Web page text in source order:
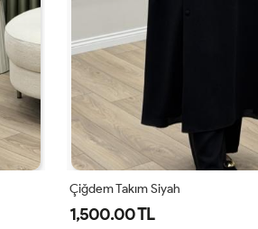
Çiğdem Takım Lacivert
1,500.00 TL